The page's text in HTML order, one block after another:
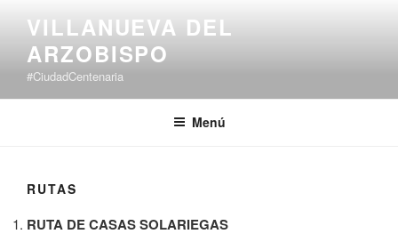
contenido
VILLANUEVA DEL
ARZOBISPO
#CiudadCentenaria
Menú
RUTAS
RUTA DE CASAS SOLARIEGAS